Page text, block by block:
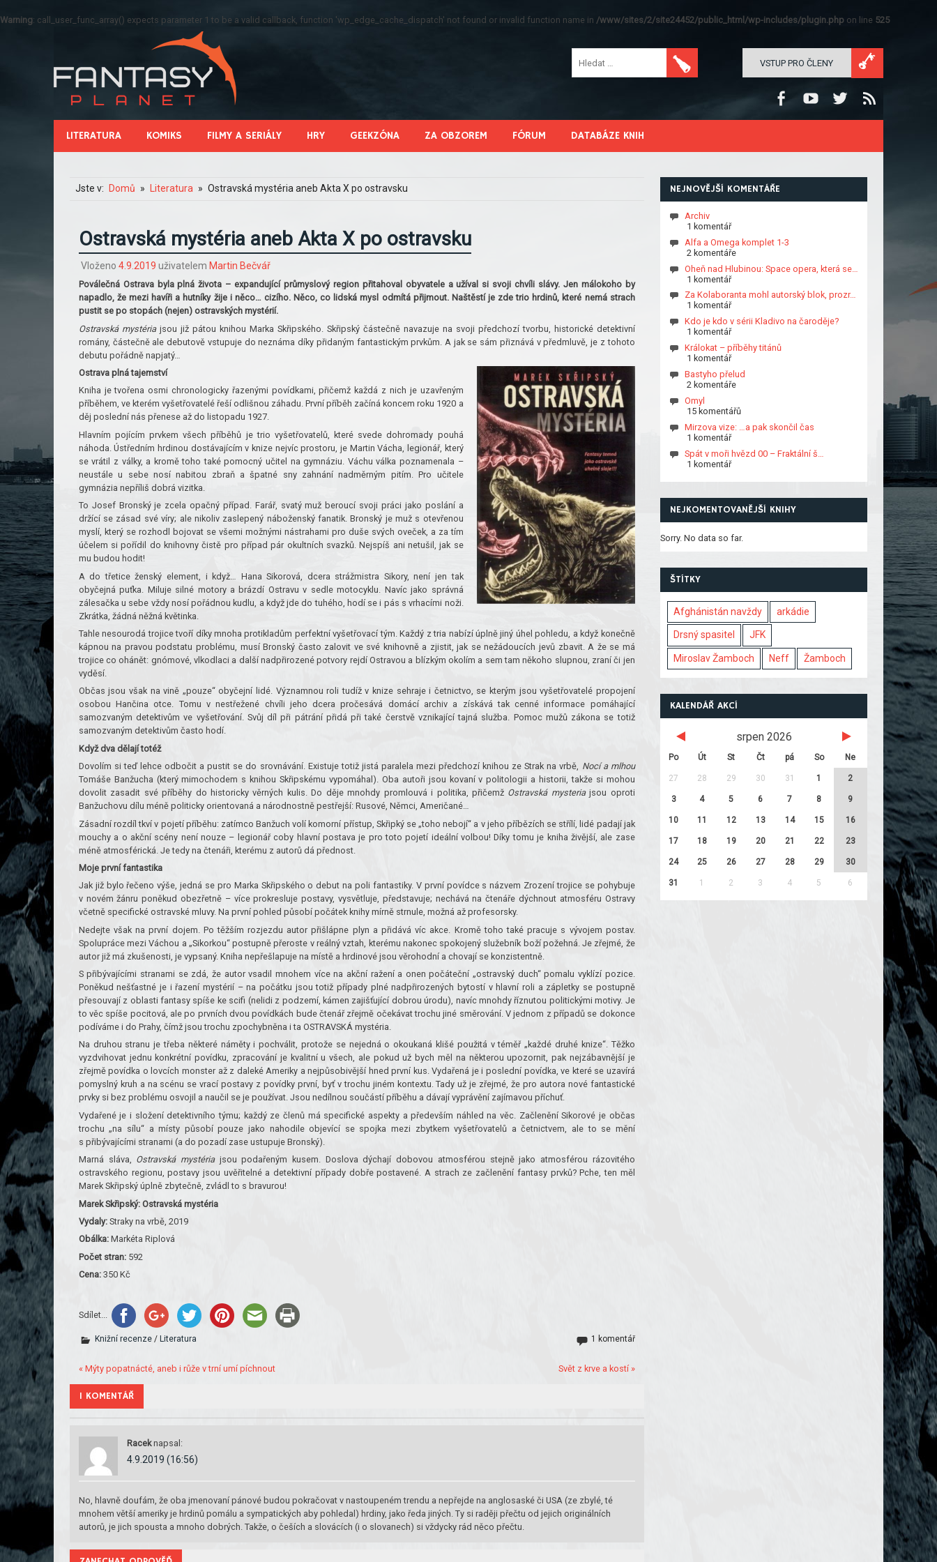
Warning: call_user_func_array() expects parameter 1 to be a valid callback, function 'wp_edge_cache_dispatch' not found or invalid function name in /www/sites/2/site24452/public_html/wp-includes/plugin.php on line 525
VSTUP PRO ČLENY
LITERATURA KOMIKS FILMY A SERIÁLY HRY GEEKZÓNA ZA OBZOREM FÓRUM DATABÁZE KNIH
Jste v: Domů Literatura Ostravská mystéria aneb Akta X po ostravsku
Ostravská mystéria aneb Akta X po ostravsku
Vloženo 4.9.2019 uživatelem Martin Bečvář
Poválečná Ostrava byla plná života – expandující průmyslový region přitahoval obyvatele a užíval si svoji chvíli slávy. Jen málokoho by
napadlo, že mezi havíři a hutníky žije i něco… cizího. Něco, co lidská mysl odmítá přijmout. Naštěstí je zde trio hrdinů, které nemá strach
pustit se po stopách (nejen) ostravských mystérií.
Ostravská mystéria jsou již pátou knihou Marka Skřipského. Skřipský částečně navazuje na svoji předchozí tvorbu, historické detektivní
romány, částečně ale debutově vstupuje do neznáma díky přidaným fantastickým prvkům. A jak se sám přiznává v předmluvě, je z tohoto
debutu pořádně napjatý…
Ostrava plná tajemství
Kniha je tvořena osmi chronologicky řazenými povídkami, přičemž každá z nich je uzavřeným
příběhem, ve kterém vyšetřovatelé řeší odlišnou záhadu. První příběh začíná koncem roku 1920 a
děj poslední nás přenese až do listopadu 1927.
Hlavním pojícím prvkem všech příběhů je trio vyšetřovatelů, které svede dohromady pouhá
náhoda. Ústředním hrdinou dostávajícím v knize nejvíc prostoru, je Martin Vácha, legionář, který
se vrátil z války, a kromě toho také pomocný učitel na gymnáziu. Váchu válka poznamenala –
neustále u sebe nosí nabitou zbraň a špatné sny zahnání nadměrným pitím. Pro učitele
gymnázia nepříliš dobrá vizitka.
To Josef Bronský je zcela opačný případ. Farář, svatý muž beroucí svoji práci jako poslání a
držící se zásad své víry; ale nikoliv zaslepený náboženský fanatik. Bronský je muž s otevřenou
myslí, který se rozhodl bojovat se všemi možnými nástrahami pro duše svých oveček, a za tím
účelem si pořídil do knihovny čistě pro případ pár okultních svazků. Nejspíš ani netušil, jak se
mu budou hodit!
A do třetice ženský element, i když… Hana Sikorová, dcera strážmistra Sikory, není jen tak
obyčejná puťka. Miluje silné motory a brázdí Ostravu v sedle motocyklu. Navíc jako správná
zálesačka u sebe vždy nosí pořádnou kudlu, a když jde do tuhého, hodí se i pás s vrhacími noži.
Zkrátka, žádná něžná květinka.
Tahle nesourodá trojice tvoří díky mnoha protikladům perfektní vyšetřovací tým. Každý z tria nabízí úplně jiný úhel pohledu, a když konečně
kápnou na pravou podstatu problému, musí Bronský často zalovit ve své knihovně a zjistit, jak se nežádoucích jevů zbavit. A že se má
trojice co ohánět: gnómové, vlkodlaci a další nadpřirozené potvory rejdí Ostravou a blízkým okolím a sem tam někoho slupnou, zraní či jen
vyděsí.
Občas jsou však na vině „pouze“ obyčejní lidé. Významnou roli tudíž v knize sehraje i četnictvo, se kterým jsou vyšetřovatelé propojení
osobou Hančina otce. Tomu v nestřežené chvíli jeho dcera pročesává domácí archiv a získává tak cenné informace pomáhající
samozvaným detektivům ve vyšetřování. Svůj díl při pátrání přidá při také čerstvě vznikající tajná služba. Pomoc mužů zákona se totiž
samozvaným detektivům často hodí.
Když dva dělají totéž
Dovolím si teď lehce odbočit a pustit se do srovnávání. Existuje totiž jistá paralela mezi předchozí knihou ze Strak na vrbě, Nocí a mlhou
Tomáše Banžucha (který mimochodem s knihou Skřipskému vypomáhal). Oba autoři jsou kovaní v politologii a historii, takže si mohou
dovolit zasadit své příběhy do historicky věrných kulis. Do děje mnohdy promlouvá i politika, přičemž Ostravská mysteriajsou oproti
Banžuchovu dílu méně politicky orientovaná a národnostně pestřejší: Rusové, Němci, Američané…
Zásadní rozdíl tkví v pojetí příběhu: zatímco Banžuch volí komorní přístup, Skřipký se „toho nebojí“ a v jeho příbězích se střílí, lidé padají jak
mouchy a o akční scény není nouze – legionář coby hlavní postava je pro toto pojetí ideální volbou! Díky tomu je kniha živější, ale zase
méně atmosférická. Je tedy na čtenáři, kterému z autorů dá přednost.
Moje první fantastika
Jak již bylo řečeno výše, jedná se pro Marka Skřipského o debut na poli fantastiky. V první povídce s názvem Zrození trojice se pohybuje
v novém žánru poněkud obezřetně – více prokresluje postavy, vysvětluje, představuje; nechává na čtenáře dýchnout atmosféru Ostravy
včetně specifické ostravské mluvy. Na první pohled působí počátek knihy mírně strnule, možná až profesorsky.
Nedejte však na první dojem. Po těžším rozjezdu autor přišlápne plyn a přidává víc akce. Kromě toho také pracuje s vývojem postav.
Spolupráce mezi Váchou a „Sikorkou“ postupně přeroste v reálný vztah, kterému nakonec spokojený služebník boží požehná. Je zřejmé, že
autor již má zkušenosti, je vypsaný. Kniha nepřešlapuje na místě a hrdinové jsou věrohodní a chovají se konzistentně.
S přibývajícími stranami se zdá, že autor vsadil mnohem více na akční ražení a onen počáteční „ostravský duch“ pomalu vyklízí pozice.
Poněkud nešťastné je i řazení mystérií – na počátku jsou totiž případy plné nadpřirozených bytostí v hlavní roli a zápletky se postupně
přesouvají z oblasti fantasy spíše ke scifi (nelidi z podzemí, kámen zajišťující dobrou úrodu), navíc mnohdy říznutou politickými motivy. Je
to věc spíše pocitová, ale po prvních dvou povídkách bude čtenář zřejmě očekávat trochu jiné směrování. V jednom z případů se dokonce
podíváme i do Prahy, čímž jsou trochu zpochybněna i ta OSTRAVSKÁ mystéria.
Na druhou stranu je třeba některé náměty i pochválit, protože se nejedná o okoukaná klišé použitá v téměř „každé druhé knize“. Těžko
vyzdvihovat jednu konkrétní povídku, zpracování je kvalitní u všech, ale pokud už bych měl na některou upozornit, pak nejzábavnější je
zřejmě povídka o lovcích monster až z daleké Ameriky a nejpůsobivější hned první kus. Vydařená je i poslední povídka, ve které se uzavírá
pomyslný kruh a na scénu se vrací postavy z povídky první, byť v trochu jiném kontextu. Tady už je zřejmé, že pro autora nové fantastické
prvky si bez problému osvojil a naučil se je používat. Jsou nedílnou součástí příběhu a dávají vyprávění zajímavou příchuť.
Vydařené je i složení detektivního týmu; každý ze členů má specifické aspekty a především náhled na věc. Začlenění Sikorové je občas
trochu „na sílu“ a místy působí pouze jako nahodile objevící se spojka mezi zbytkem vyšetřovatelů a četnictvem, ale to se mění
s přibývajícími stranami (a do pozadí zase ustupuje Bronský).
Marná sláva, Ostravská mystériajsou podařeným kusem. Doslova dýchají dobovou atmosférou stejně jako atmosférou rázovitého
ostravského regionu, postavy jsou uvěřitelné a detektivní případy dobře postavené. A strach ze začlenění fantasy prvků? Pche, ten měl
Marek Skřipský úplně zbytečně, zvládl to s bravurou!
Marek Skřipský: Ostravská mystéria
Vydaly: Straky na vrbě, 2019
Obálka: Markéta Riplová
Počet stran: 592
Cena: 350 Kč
Sdílet...
Knižní recenze/ Literatura 1 komentář
« Mýty popatnácté, aneb i růže v trní umí píchnout Svět z krve a kostí »
1 KOMENTÁŘ
Racek napsal:
4.9.2019 (16:56)
No, hlavně doufám, že oba jmenovaní pánové budou pokračovat v nastoupeném trendu a nepřejde na anglosaské či USA (ze zbylé, té
mnohem větší ameriky je hrdinů pomálu a sympatických aby pohledal) hrdiny, jako ředa jiných. Ty si raději přečtu od jejich originálních
autorů, je jich spousta a mnoho dobrých. Takže, o češích a slovácích (i o slovanech) si vždycky rád něco přečtu.
NEJNOVĚJŠÍ KOMENTÁŘE
Archiv
1 komentář
Alfa a Omega komplet 1-3
2 komentáře
Oheň nad Hlubinou: Space opera, která se…
1 komentář
Za Kolaboranta mohl autorský blok, prozr…
1 komentář
Kdo je kdo v sérii Kladivo na čaroděje?
1 komentář
Králokat – příběhy titánů
1 komentář
Bastyho přelud
2 komentáře
Omyl
15 komentářů
Mirzova vize: …a pak skončil čas
1 komentář
Spát v moři hvězd 00 – Fraktální š…
1 komentář
NEJKOMENTOVANĚJŠÍ KNIHY
Sorry. No data so far.
ŠTÍTKY
Afghánistán navždy arkádie
Drsný spasitel JFK
Miroslav Žamboch Neff Žamboch
KALENDÁŘ AKCÍ
srpen 2026
Po Út St Čt pá So Ne
27 28 29 30 31 1 2
3 4 5 6 7 8 9
10 11 12 13 14 15 16
17 18 19 20 21 22 23
24 25 26 27 28 29 30
31 1 2 3 4 5 6